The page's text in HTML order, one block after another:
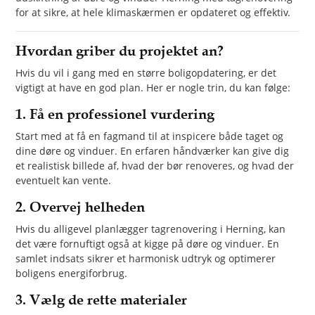
for at sikre, at hele klimaskærmen er opdateret og effektiv.
Hvordan griber du projektet an?
Hvis du vil i gang med en større boligopdatering, er det
vigtigt at have en god plan. Her er nogle trin, du kan følge:
1. Få en professionel vurdering
Start med at få en fagmand til at inspicere både taget og
dine døre og vinduer. En erfaren håndværker kan give dig
et realistisk billede af, hvad der bør renoveres, og hvad der
eventuelt kan vente.
2. Overvej helheden
Hvis du alligevel planlægger tagrenovering i Herning, kan
det være fornuftigt også at kigge på døre og vinduer. En
samlet indsats sikrer et harmonisk udtryk og optimerer
boligens energiforbrug.
3. Vælg de rette materialer